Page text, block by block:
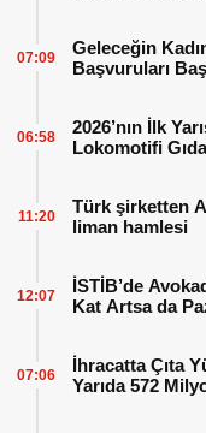
Geleceğin
Başvuruları
07:09
2026’nın İlk
Lokomotifi
06:58
Türk şirketten
liman hamlesi
11:20
İSTİB’de
Kat Artsa da
12:07
İhracatta Çıta
Yarıda 572
07:06